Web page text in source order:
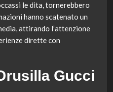
le dita, tornerebbero
hanno scatenato un
attirando l’attenzione
dirette con
Gucci